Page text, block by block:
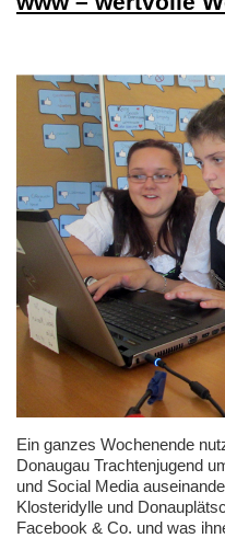
Ein ganzes Wochenende
Donaugau Trachtenjugend
und Social Media
Klosteridylle und
Facebook & Co. und was